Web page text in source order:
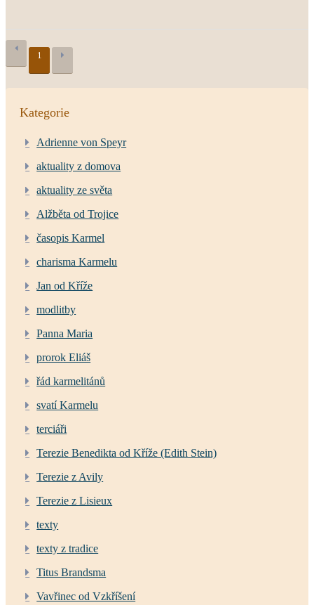
1
Kategorie
Adrienne von Speyr
aktuality z domova
aktuality ze světa
Alžběta od Trojice
časopis Karmel
charisma Karmelu
Jan od Kříže
modlitby
Panna Maria
prorok Eliáš
řád karmelitánů
svatí Karmelu
terciáři
Terezie Benedikta od Kříže (Edith Stein)
Terezie z Avily
Terezie z Lisieux
texty
texty z tradice
Titus Brandsma
Vavřinec od Vzkříšení